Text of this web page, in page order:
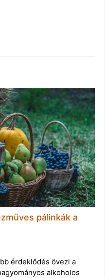
pálinkák a
érdeklődés övezi a
alkoholos